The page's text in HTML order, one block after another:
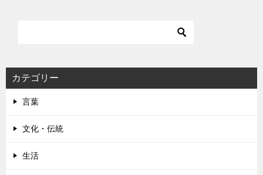
シ
ョ
カテゴリー
言葉
文化・伝統
生活